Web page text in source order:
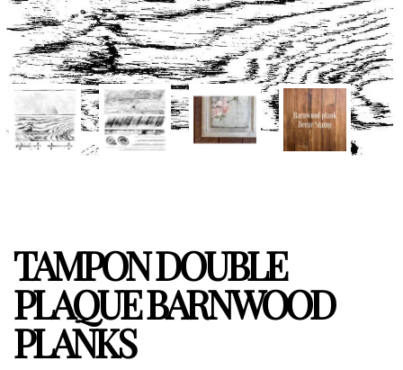
TAMPON DOUBLE
PLAQUE BARNWOOD
PLANKS